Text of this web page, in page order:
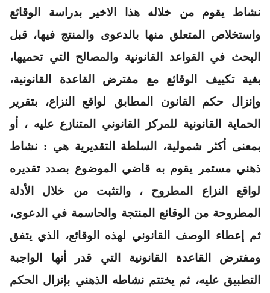
نشاط يقوم من خلاله هذا الاخير بدراسة الوقائع
واستخلاص المتعلق منها بالدعوى والمنتج فيها، قبل
البحث في القواعد القانونية والمصالح التي تحميها،
بغية تكييف الوقائع مع مفترض القاعدة القانونية،
وإنزال حكم القانون المطابق لواقع النزاع، بتقرير
الحماية القانونية للمركز القانوني المتنازع عليه ، أو
بمعنى أكثر شمولية، السلطة التقديرية هي : نشاط
ذهني مستمر يقوم به قاضي الموضوع بصدد تقديره
لواقع النزاع المطروح ، والتثبت من خلال الأدلة
المطروحة من الوقائع المنتجة والحاسمة في الدعوى،
ثم إعطاء الوصف القانوني لهذه الوقائع، الذي يتفق
ومفترض القاعدة القانونية التي قدر أنها الواجبة
التطبيق عليه، ثم يختتم نشاطه الذهني بإنزال الحكم